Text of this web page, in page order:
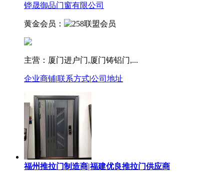
铧晟御品门窗有限公司
黄金会员：
主营：厦门进户门,厦门铸铝门,...
企业商铺|联系方式|公司地址
福州推拉门制造商|福建优良推拉门供应商